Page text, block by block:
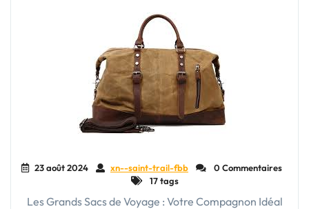
23 août 2024 xn--saint-trail-fbb
0 Commentaires
17 tags
Les Grands Sacs de Voyage : Votre Compagnon Idéal